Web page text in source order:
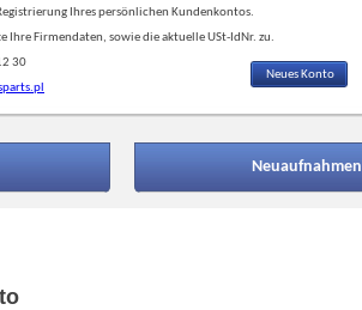
Ihres persönlichen Kundenkontos.
Ihre Firmendaten, sowie die aktuelle USt-IdNr. zu.
30
Neues Konto
Neuaufnahmen